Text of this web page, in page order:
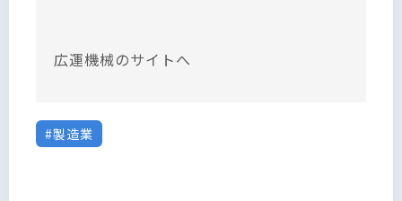
広運機械のサイトへ
製造業